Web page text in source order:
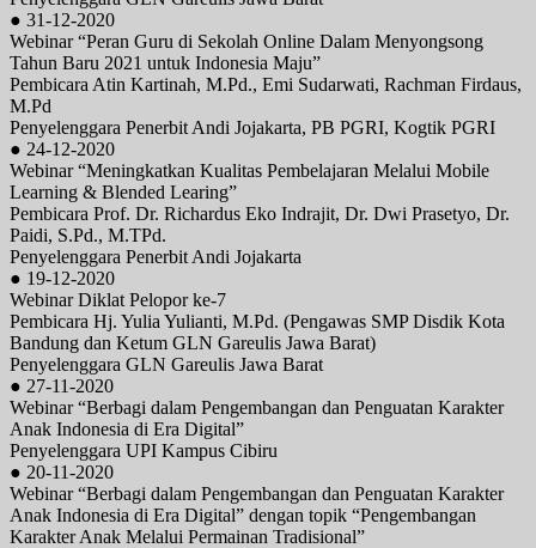
● 31-12-2020
Webinar “Peran Guru di Sekolah Online Dalam Menyongsong
Tahun Baru 2021 untuk Indonesia Maju”
Pembicara Atin Kartinah, M.Pd., Emi Sudarwati, Rachman Firdaus,
M.Pd
Penyelenggara Penerbit Andi Jojakarta, PB PGRI, Kogtik PGRI
● 24-12-2020
Webinar “Meningkatkan Kualitas Pembelajaran Melalui Mobile
Learning & Blended Learing”
Pembicara Prof. Dr. Richardus Eko Indrajit, Dr. Dwi Prasetyo, Dr.
Paidi, S.Pd., M.TPd.
Penyelenggara Penerbit Andi Jojakarta
● 19-12-2020
Webinar Diklat Pelopor ke-7
Pembicara Hj. Yulia Yulianti, M.Pd. (Pengawas SMP Disdik Kota
Bandung dan Ketum GLN Gareulis Jawa Barat)
Penyelenggara GLN Gareulis Jawa Barat
● 27-11-2020
Webinar “Berbagi dalam Pengembangan dan Penguatan Karakter
Anak Indonesia di Era Digital”
Penyelenggara UPI Kampus Cibiru
● 20-11-2020
Webinar “Berbagi dalam Pengembangan dan Penguatan Karakter
Anak Indonesia di Era Digital” dengan topik “Pengembangan
Karakter Anak Melalui Permainan Tradisional”